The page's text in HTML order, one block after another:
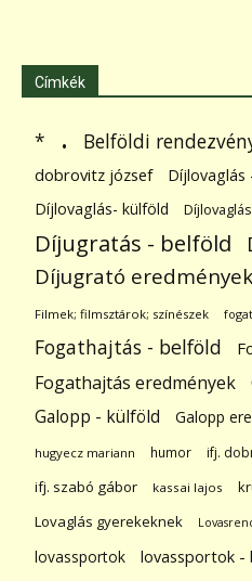
Címkék
* . Belföldi
dobrovitz józsef
Díjlovaglás
Díjlovaglás- külföld
Díjugratás - belföld
Díjugrató eredmények
Filmek; filmsztárok; színészek
Fogathajtás - belföld
Fogathajtás eredmények
Galopp - külföld Galopp
hugyecz mariann humor ifj.
ifj. szabó gábor kassai lajos
Lovaglás gyerekeknek
lovassportok lovassportok -